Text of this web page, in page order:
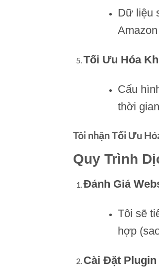
Dữ liệu
Tối Ưu Hóa
Cấu
thời
Tôi nhận Tối Ưu
Quy Trình
Đánh Giá
Tôi sẽ
hợp
Cài Đặt